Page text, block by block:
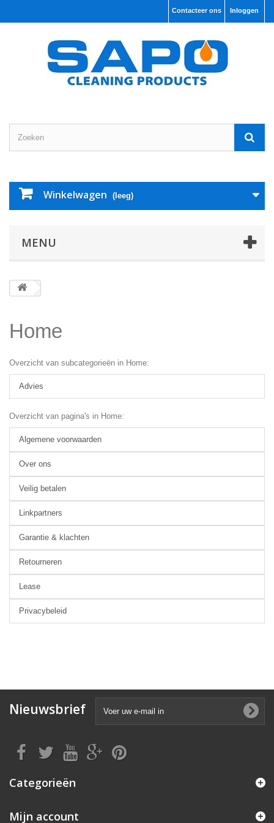
Inloggen
Contacteer ons
Winkelwagen (leeg)
MENU
Home
Overzicht van subcategorieën in Home:
Advies
Overzicht van pagina's in Home:
Algemene voorwaarden
Over ons
Veilig betalen
Linkpartners
Garantie & klachten
Retourneren
Lease
Privacybeleid
Nieuwsbrief
Categorieën
Mijn account